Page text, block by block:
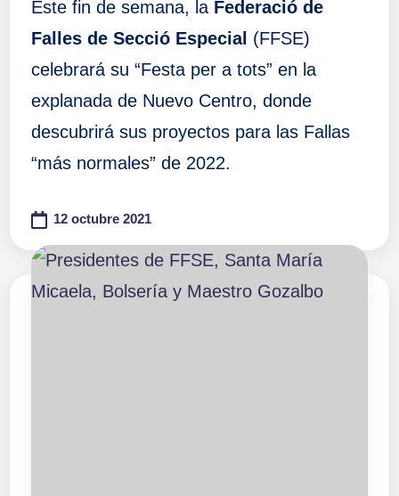
Este fin de semana, la Federació de
Falles de Secció Especial (FFSE)
celebrará su “Festa per a tots” en la
explanada de Nuevo Centro, donde
descubrirá sus proyectos para las Fallas
“más normales” de 2022.
12 octubre 2021